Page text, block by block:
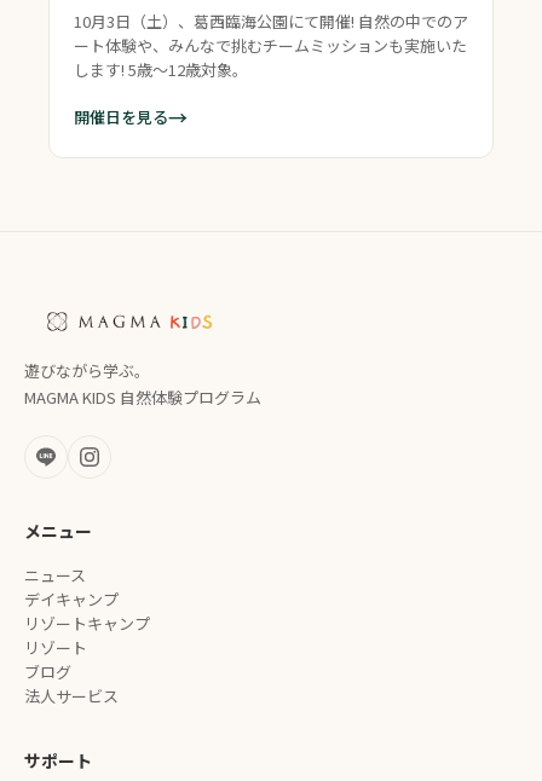
10月3日（土）、葛西臨海公園にて開催! 自然の中でのア
ート体験や、みんなで挑むチームミッションも実施いた
します! 5歳〜12歳対象。
開催日を見る→
遊びながら学ぶ。
MAGMA KIDS 自然体験プログラム
メニュー
ニュース
デイキャンプ
リゾートキャンプ
リゾート
ブログ
法人サービス
サポート